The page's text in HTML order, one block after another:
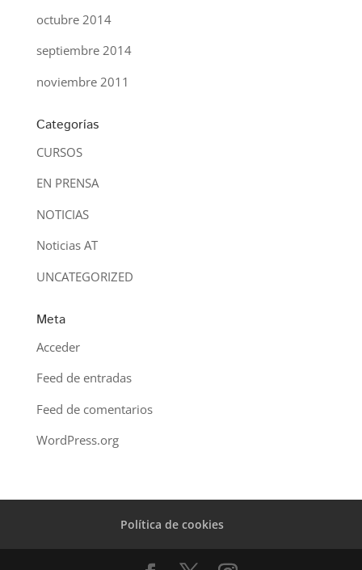
octubre 2014
septiembre 2014
noviembre 2011
Categorías
CURSOS
EN PRENSA
NOTICIAS
Noticias AT
UNCATEGORIZED
Meta
Acceder
Feed de entradas
Feed de comentarios
WordPress.org
Política de cookies